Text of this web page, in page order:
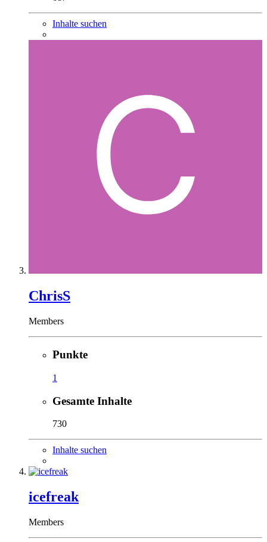
Inhalte suchen
ChrisS
Members
Punkte
1
Gesamte Inhalte
730
Inhalte suchen
icefreak
Members